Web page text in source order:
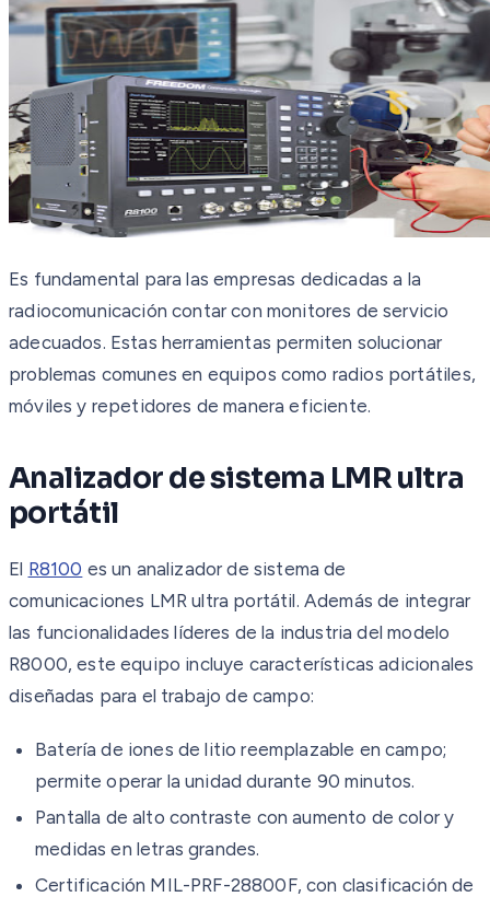
Es fundamental para las empresas dedicadas a la
radiocomunicación contar con monitores de servicio
adecuados. Estas herramientas permiten solucionar
problemas comunes en equipos como radios portátiles,
móviles y repetidores de manera eficiente.
Analizador de sistema LMR ultra
portátil
El R8100 es un analizador de sistema de
comunicaciones LMR ultra portátil. Además de integrar
las funcionalidades líderes de la industria del modelo
R8000, este equipo incluye características adicionales
diseñadas para el trabajo de campo:
Batería de iones de litio reemplazable en campo;
permite operar la unidad durante 90 minutos.
Pantalla de alto contraste con aumento de color y
medidas en letras grandes.
Certificación MIL-PRF-28800F, con clasificación de